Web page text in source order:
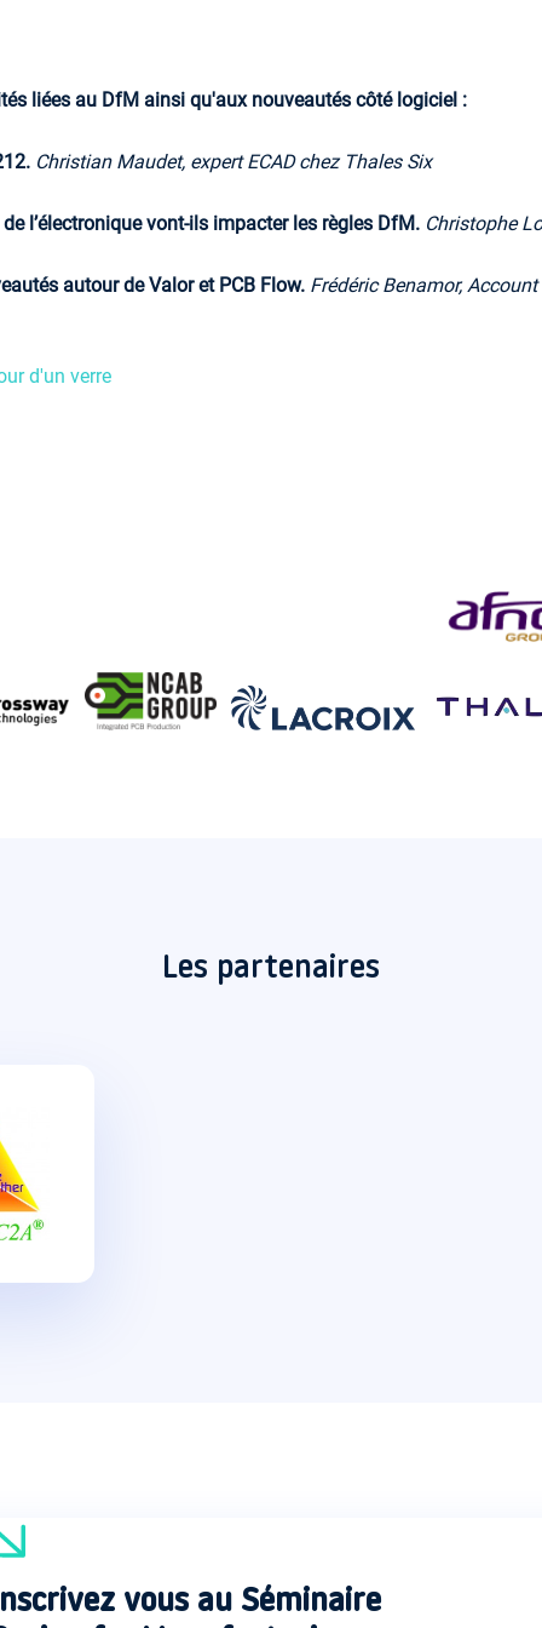
liées au DfM ainsi qu'aux nouveautés côté logiciel :
Christian Maudet, expert ECAD chez Thales Six
l’électronique vont-ils impacter les règles DfM. Christophe
autour de Valor et PCB Flow. Frédéric Benamor,
d'un verre
Les partenaires
vous au Séminaire